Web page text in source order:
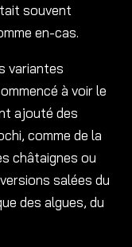
souvent
en-cas.
variantes
à voir le
ajouté des
comme de la
châtaignes ou
salées du
des algues, du